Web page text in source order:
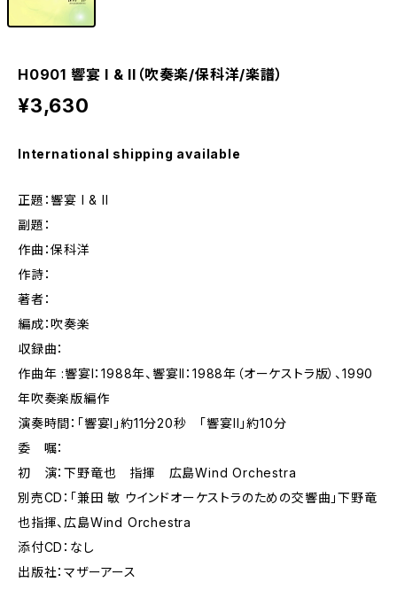
H0901 響宴 I & II（吹奏楽/保科洋/楽譜）
¥3,630
International shipping available
正題：響宴 I & II
副題：
作曲：保科洋
作詩：
著者：
編成：吹奏楽
収録曲：
作曲年 :響宴I：1988年、響宴II：1988年（オーケストラ版）、1990
年吹奏楽版編作
演奏時間：「響宴I」約11分20秒 「響宴II」約10分
委 嘱：
初 演：下野竜也 指揮 広島Wind Orchestra
別売CD：「兼田 敏 ウインドオーケストラのための交響曲」下野竜
也指揮、広島Wind Orchestra
添付CD：なし
出版社：マザーアース